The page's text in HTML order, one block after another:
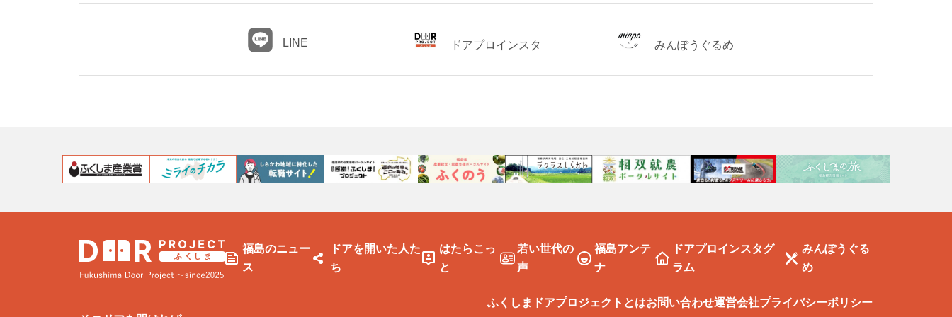
LINE ドアプロインスタ みんぽうぐるめ
福島のニュー
ス
ドアを開いた人た
ち
はたらこっ
と
若い世代の
声
福島アンテ
ナ
ドアプロインスタグ
ラム
みんぽうぐる
め
ふくしまドアプロジェクトとはお問い合わせ運営会社プライバシーポリシー